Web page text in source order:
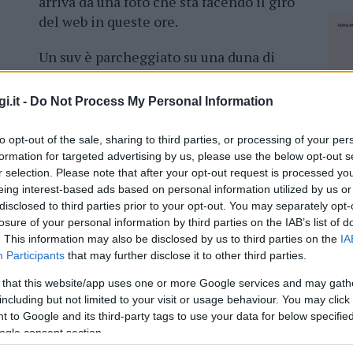
- Do Not Process My Personal Information
opt-out of the sale, sharing to third parties, or processing of your
for targeted advertising by us, please use the below opt-out
selection. Please note that after your opt-out request is processed
interest-based ads based on personal information utilized by us
to third parties prior to your opt-out. You may separately
of your personal information by third parties on the IAB’s list of
This information may also be disclosed by us to third parties on the
Participants that may further disclose it to other third parties.
that this website/app uses one or more Google services and may
but not limited to your visit or usage behaviour. You may
to Google and its third-party tags to use your data for below
consent section.
del web in queste ore.
Un suv è parcheggiato su una duna di
sabbia di Cala Banana, nel comune di
Olbia. Esattamente vista ombrellone.
del veicolo, il cafone di turno
parcheggiato a pochi metri dal mare.
degli altri bagnanti. Qualcuno ha provato
Ma, quando è arrivata la pattuglia,
Verso un altro parcheggio in spiaggia?